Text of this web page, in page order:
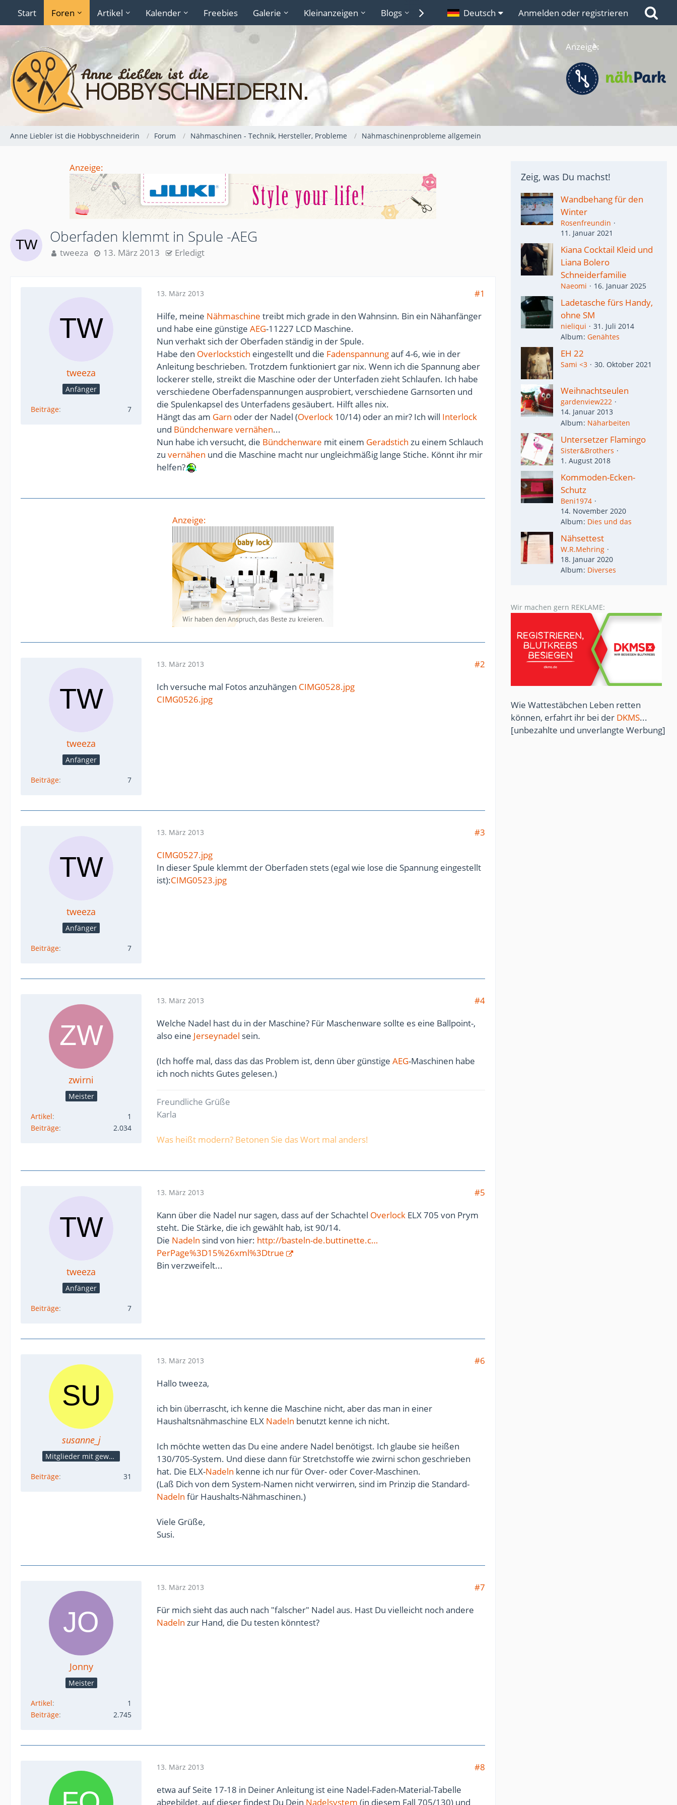
Start Foren Artikel Kalender Freebies Galerie Kleinanzeigen Blogs Lexikon Links
Deutsch Anmelden oder registrieren
Anzeige:
Anne Liebler ist die Hobbyschneiderin Forum Nähmaschinen - Technik, Hersteller, Probleme Nähmaschinenprobleme allgemein
Anzeige:
Oberfaden klemmt in Spule -AEG
tweeza 13. März 2013 Erledigt
tweeza
Anfänger
Beiträge 7
13. März 2013
#1
Hilfe, meine Nähmaschine treibt mich grade in den Wahnsinn. Bin ein Nähanfänger
und habe eine günstige AEG-11227 LCD Maschine.
Nun verhakt sich der Oberfaden ständig in der Spule.
Habe den Overlockstich eingestellt und die Fadenspannungauf 4-6, wie in der
Anleitung beschrieben. Trotzdem funktioniert gar nix. Wenn ich die Spannung aber
lockerer stelle, streikt die Maschine oder der Unterfaden zieht Schlaufen. Ich habe
verschiedene Oberfadenspannungen ausprobiert, verschiedene Garnsorten und
die Spulenkapsel des Unterfadens gesäubert. Hilft alles nix.
Hängt das am Garn oder der Nadel (Overlock 10/14) oder an mir? Ich will Interlock
und Bündchenware vernähen...
Nun habe ich versucht, die Bündchenware mit einem Geradstich zu einem Schlauch
zu vernähen und die Maschine macht nur ungleichmäßig lange Stiche. Könnt ihr mir
helfen?
Anzeige:
tweeza
Anfänger
Beiträge 7
13. März 2013
#2
Ich versuche mal Fotos anzuhängen CIMG0528.jpg
CIMG0526.jpg
tweeza
Anfänger
Beiträge 7
13. März 2013
#3
CIMG0527.jpg
In dieser Spule klemmt der Oberfaden stets (egal wie lose die Spannung eingestellt
ist):CIMG0523.jpg
zwirni
Meister
Artikel
1
Beiträge
2.034
13. März 2013
#4
Welche Nadel hast du in der Maschine? Für Maschenware sollte es eine Ballpoint-,
also eine Jerseynadel sein.
(Ich hoffe mal, dass das das Problem ist, denn über günstige AEG-Maschinen habe
ich noch nichts Gutes gelesen.)
Freundliche Grüße
Karla
Was heißt modern? Betonen Sie das Wort mal anders!
tweeza
Anfänger
Beiträge 7
13. März 2013
#5
Kann über die Nadel nur sagen, dass auf der Schachtel Overlock ELX 705 von Prym
steht. Die Stärke, die ich gewählt hab, ist 90/14.
Die Nadeln sind von hier: http://basteln-de.buttinette.c…
PerPage%3D15%26xml%3Dtrue
Bin verzweifelt...
susanne_j
Mitglieder mit gewerblicher Verbindung, auch als Mitarbeiter/in
Beiträge 31
13. März 2013
#6
Hallo tweeza,
ich bin überrascht, ich kenne die Maschine nicht, aber das man in einer
Haushaltsnähmaschine ELX Nadeln benutzt kenne ich nicht.
Ich möchte wetten das Du eine andere Nadel benötigst. Ich glaube sie heißen
130/705-System. Und diese dann für Stretchstoffe wie zwirni schon geschrieben
hat. Die ELX-Nadeln kenne ich nur für Over- oder Cover-Maschinen.
(Laß Dich von dem System-Namen nicht verwirren, sind im Prinzip die Standard-
Nadeln für Haushalts-Nähmaschinen.)
Viele Grüße,
Susi.
Jonny
Meister
Artikel
1
Beiträge
2.745
13. März 2013
#7
Für mich sieht das auch nach "falscher" Nadel aus. Hast Du vielleicht noch andere
Nadeln zur Hand, die Du testen könntest?
13. März 2013
#8
etwa auf Seite 17-18 in Deiner Anleitung ist eine Nadel-Faden-Material-Tabelle
abgebildet, auf dieser findest Du Dein Nadelsystem (in diesem Fall 705/130) und
Zeig, was Du machst!
Wandbehang für den
Winter
Rosenfreundin
11. Januar 2021
Kiana Cocktail Kleid und
Liana Bolero
Schneiderfamilie
Naeomi 16. Januar 2025
Ladetasche fürs Handy,
ohne SM
nieliqui
31. Juli 2014
Album Genähtes
EH 22
Sami <3 30. Oktober 2021
Weihnachtseulen
gardenview222
14. Januar 2013
Album Näharbeiten
Untersetzer Flamingo
Sister&Brothers
1. August 2018
Kommoden-Ecken-
Schutz
Beni1974
14. November 2020
Album Dies und das
Nähsettest
W.R.Mehring
18. Januar 2020
Album Diverses
Wir machen gern REKLAME:
Wie Wattestäbchen Leben retten
können, erfahrt ihr bei der DKMS...
[unbezahlte und unverlangte Werbung]